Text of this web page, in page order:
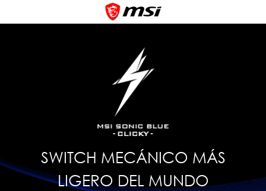
SWITCH MECÁNICO MÁS
LIGERO DEL MUNDO